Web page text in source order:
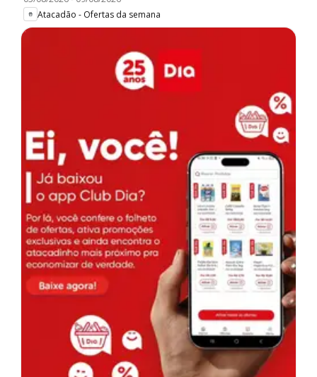
Atacadão - Ofertas da semana